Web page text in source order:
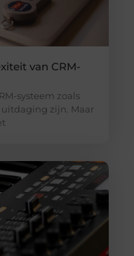
van CRM-
systeem zoals
uitdaging zijn. Maar